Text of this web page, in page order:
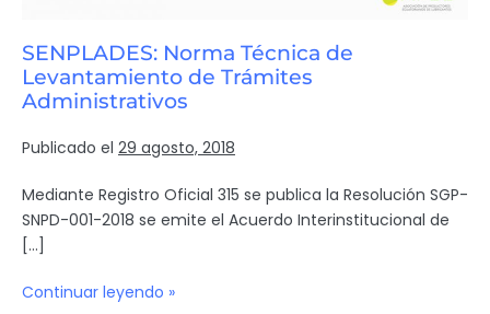
SENPLADES: Norma Técnica de
Levantamiento de Trámites
Administrativos
Publicado el 29 agosto, 2018
Mediante Registro Oficial 315 se publica la Resolución SGP-
SNPD-001-2018 se emite el Acuerdo Interinstitucional de
[…]
Continuar leyendo »